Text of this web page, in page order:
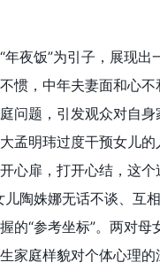
夜饭”为引子，展现
惯，中年夫妻面和心
问题，引发观众对自
孟明玮过度干预女儿
心扉，打开心结，这
儿陶姝娜无话不谈、互
的“参考坐标”。两对
家庭样貌对个体心理的